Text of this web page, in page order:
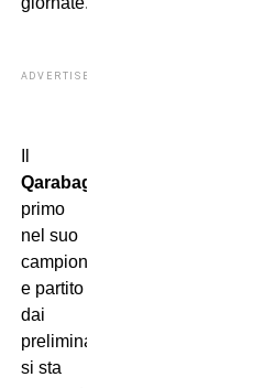
ADVERTISEMENT
Qarabag
primo
nel suo
campionato
e partito
dai
preliminari,
si sta